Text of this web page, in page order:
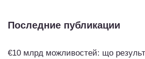
Последние публикации
€10 млрд можливостей: що